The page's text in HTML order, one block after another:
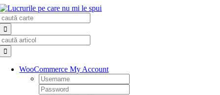
Skip
to
content
WooCommerce My Account
Username:
Password: